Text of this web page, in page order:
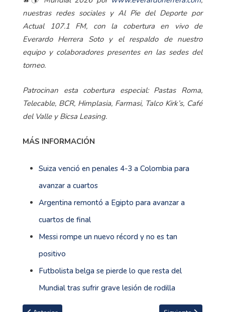
nuestras redes sociales y Al Pie del Deporte por
Actual 107.1 FM, con la cobertura en vivo de
Everardo Herrera Soto y el respaldo de nuestro
equipo y colaboradores presentes en las sedes del
torneo.
Patrocinan esta cobertura especial: Pastas Roma,
Telecable, BCR, Himplasia, Farmasi, Talco Kirk’s, Café
del Valle y Bicsa Leasing.
MÁS INFORMACIÓN
Suiza venció en penales 4-3 a Colombia para
avanzar a cuartos
Argentina remontó a Egipto para avanzar a
cuartos de final
Messi rompe un nuevo récord y no es tan
positivo
Futbolista belga se pierde lo que resta del
Mundial tras sufrir grave lesión de rodilla